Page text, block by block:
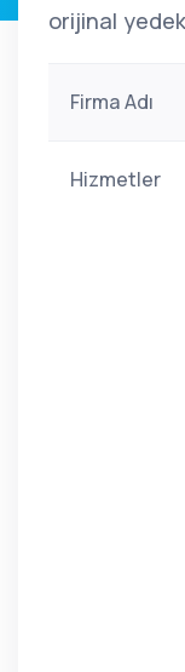
orijinal
Firma Adı
Hizmetler